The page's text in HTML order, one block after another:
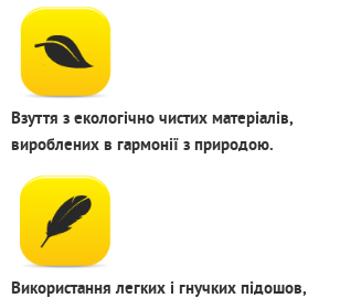
Взуття з екологічно чистих матеріалів,
вироблених в гармонії з природою.
Використання легких і гнучких підошов,